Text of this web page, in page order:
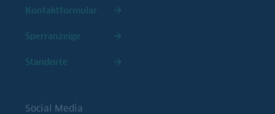
Kontaktformular
Sperranzeige
Standorte
Social Media